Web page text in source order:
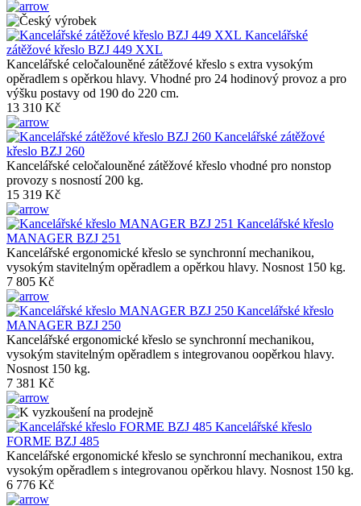
Kancelářské
zátěžové křeslo BZJ 449 XXL
Kancelářské celočalouněné zátěžové křeslo s extra vysokým
opěradlem s opěrkou hlavy. Vhodné pro 24 hodinový provoz a pro
výšku postavy od 190 do 220 cm.
13 310 Kč
Kancelářské zátěžové
křeslo BZJ 260
Kancelářské celočalouněné zátěžové křeslo vhodné pro nonstop
provozy s nosností 200 kg.
15 319 Kč
Kancelářské křeslo
MANAGER BZJ 251
Kancelářské ergonomické křeslo se synchronní mechanikou,
vysokým stavitelným opěradlem a opěrkou hlavy. Nosnost 150 kg.
7 805 Kč
Kancelářské křeslo
MANAGER BZJ 250
Kancelářské ergonomické křeslo se synchronní mechanikou,
vysokým stavitelným opěradlem s integrovanou oopěrkou hlavy.
Nosnost 150 kg.
7 381 Kč
Kancelářské křeslo
FORME BZJ 485
Kancelářské ergonomické křeslo se synchronní mechanikou, extra
vysokým opěradlem s integrovanou opěrkou hlavy. Nosnost 150 kg.
6 776 Kč